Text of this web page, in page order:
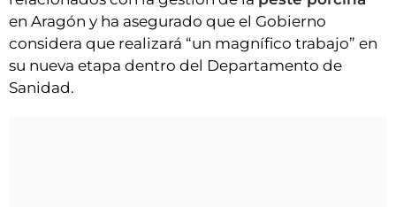
en Aragón y ha asegurado que el Gobierno
considera que realizará “un magnífico trabajo” en
su nueva etapa dentro del Departamento de
Sanidad.